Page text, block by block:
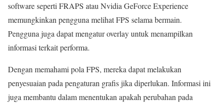
software seperti FRAPS atau Nvidia GeForce Experience
memungkinkan pengguna melihat FPS selama bermain.
Pengguna juga dapat mengatur overlay untuk menampilkan
informasi terkait performa.
Dengan memahami pola FPS, mereka dapat melakukan
penyesuaian pada pengaturan grafis jika diperlukan. Informasi ini
juga membantu dalam menentukan apakah perubahan pada